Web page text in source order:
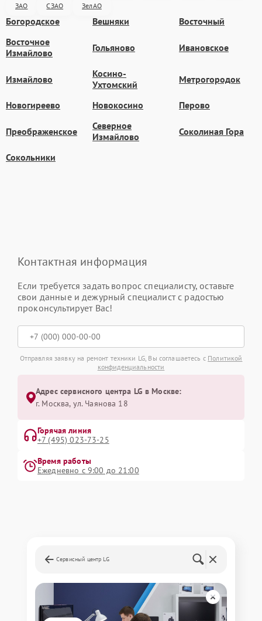
ЗАО СЗАО ЗелАО
Богородское Вешняки
Восточный
Восточное
Измайлово
Гольяново Ивановское
Измайлово
Косино-
Ухтомский
Метрогородок
Новогиреево Новокосино Перово
Преображенское
Северное
Измайлово
Соколиная Гора
Сокольники
Контактная информация
Если требуется задать вопрос специалисту, оставьте
свои данные и дежурный специалист с радостью
проконсультирует Вас!
Отправляя заявку на ремонт техники LG, Вы соглашаетесь с Политикой
конфиденциальности
Адрес сервисного центра LG в Москве:
г. Москва, ул. Чаянова 18
Горячая линия
+7 (495) 023-73-25
Время работы
Ежедневно с 9:00 до 21:00
Сервисный центр LG